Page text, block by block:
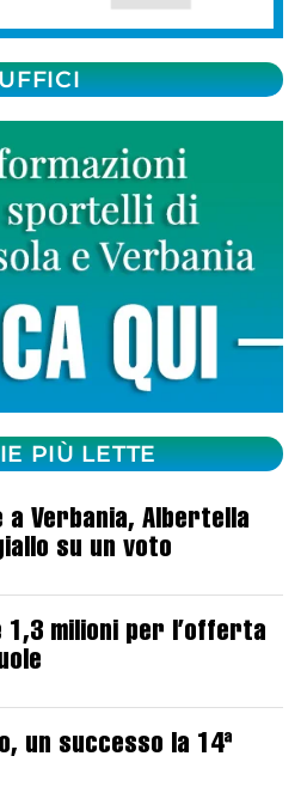
PIÙ LETTE
a Verbania, Albertella
su un voto
1,3 milioni per l’offerta
un successo la 14ª